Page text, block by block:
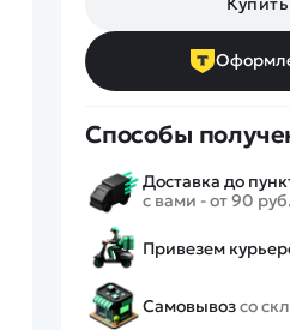
Способы
Доставка до
с вами - от 90 руб.
Привезем
Самовывозсо